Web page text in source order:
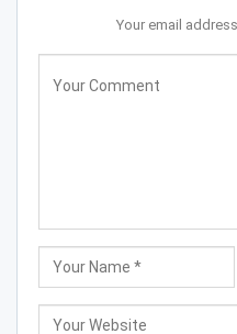
Your email